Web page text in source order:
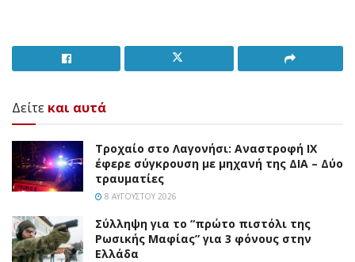
Δείτε και αυτά
Τροχαίο στο Λαγονήσι: Αναστροφή ΙΧ
έφερε σύγκρουση με μηχανή της ΔΙΑ – Δύο
τραυματίες
8 ΑΥΓΟΎΣΤΟΥ 2026
Σύλληψη για το “πρώτο πιστόλι της
Ρωσικής Μαφίας” για 3 φόνους στην
Ελλάδα